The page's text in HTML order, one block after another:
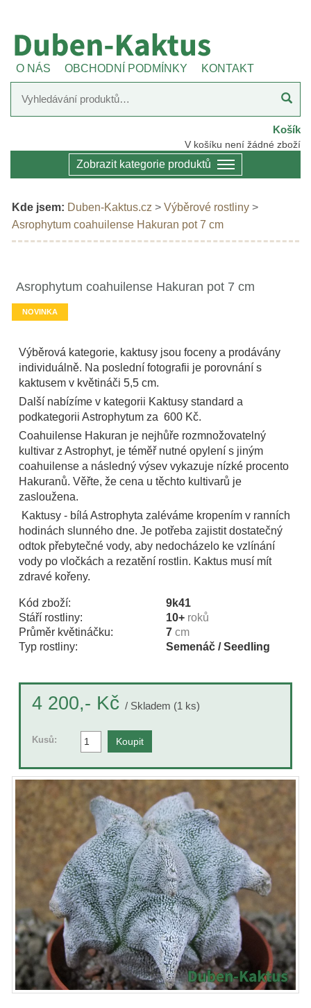
O NÁS OBCHODNÍ PODMÍNKY KONTAKT
Košík
V košíku není žádné zboží
Zobrazit kategorie produktů
Kde jsem: Duben-Kaktus.cz > Výběrové rostliny >
Asrophytum coahuilense Hakuran pot 7 cm
Asrophytum coahuilense Hakuran pot 7 cm
NOVINKA
Výběrová kategorie, kaktusy jsou foceny a prodávány
individuálně. Na poslední fotografii je porovnání s
kaktusem v květináči 5,5 cm.
Další nabízíme v kategorii Kaktusy standard a
podkategorii Astrophytum za 600 Kč.
Coahuilense Hakuran je nejhůře rozmnožovatelný
kultivar z Astrophyt, je téměř nutné opylení s jiným
coahuilense a následný výsev vykazuje nízké procento
Hakuranů. Věřte, že cena u těchto kultivarů je
zasloužena.
Kaktusy - bílá Astrophyta zaléváme kropením v ranních
hodinách slunného dne. Je potřeba zajistit dostatečný
odtok přebytečné vody, aby nedocházelo ke vzlínání
vody po vločkách a rezatění rostlin. Kaktus musí mít
zdravé kořeny.
Kód zboží:
9k41
Stáří rostliny:
10+ roků
Průměr květináčku:
7 cm
Typ rostliny:
Semenáč / Seedling
4 200,- Kč / Skladem (1 ks)
Kusů: